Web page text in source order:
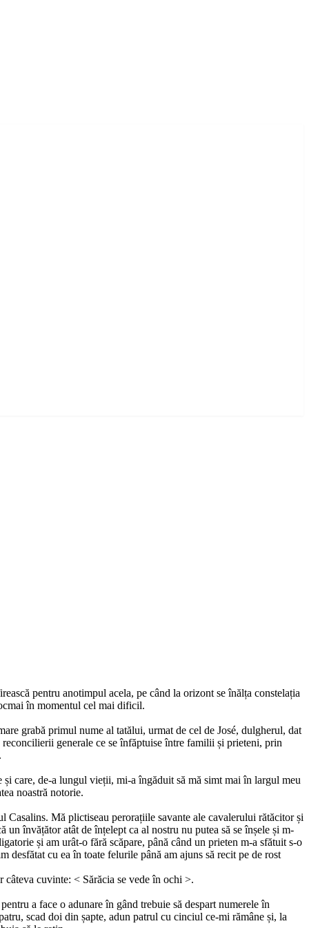
pentru anotimpul acela, pe când la orizont se înălța constelația
în momentul cel mai dificil.
grabă primul nume al tatălui, urmat de cel de José, dulgherul, dat
generale ce se înfăptuise între familii și prieteni, prin
care, de-a lungul vieții, mi-a îngăduit să mă simt mai în largul meu
noastră notorie.
Mă plictiseau perorațiile savante ale cavalerului rătăcitor și
învățător atât de înțelept ca al nostru nu putea să se înșele și m-
și am urât-o fără scăpare, până când un prieten m-a sfătuit s-o
cu ea în toate felurile până am ajuns să recit pe de rost
câteva cuvinte: < Sărăcia se vede în ochi >.
a face o adunare în gând trebuie să despart numerele în
scad doi din șapte, adun patrul cu cinciul ce-mi rămâne și, la